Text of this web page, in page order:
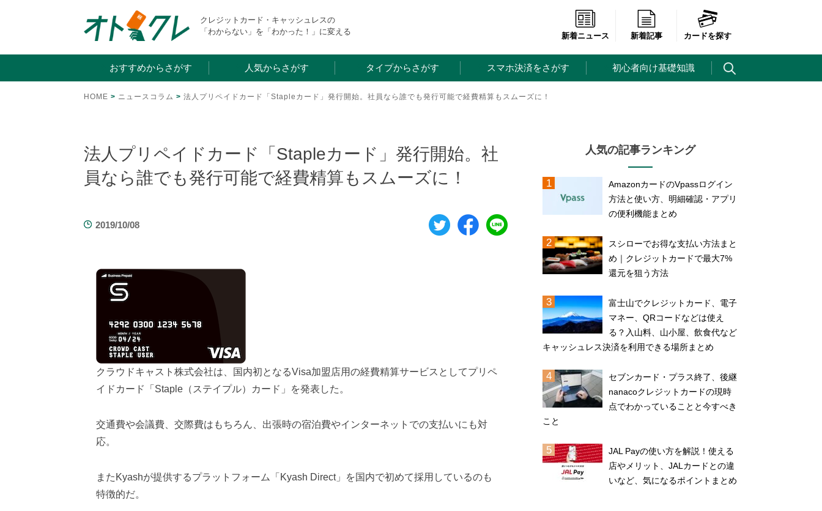
クレジットカード・キャッシュレスの
「わからない」を「わかった！」に変える
新着ニュース 新着記事 カードを探す
おすすめからさがす 人気からさがす タイプからさがす スマホ決済をさがす 初心者向け基礎知識
HOME > ニュースコラム > 法人プリペイドカード「Stapleカード」発行開始。社員なら誰でも発行可能で経費精算もスムーズに！
法人プリペイドカード「Stapleカード」発行開始。社
員なら誰でも発行可能で経費精算もスムーズに！
2019/10/08
クラウドキャスト株式会社は、国内初となるVisa加盟店用の経費精算サービスとしてプリペ
イドカード「Staple（ステイプル）カード」を発表した。
交通費や会議費、交際費はもちろん、出張時の宿泊費やインターネットでの支払いにも対
応。
またKyashが提供するプラットフォーム「Kyash Direct」を国内で初めて採用しているのも
特徴的だ。
人気の記事ランキング
AmazonカードのVpassログイン
方法と使い方、明細確認・アプリ
の便利機能まとめ
スシローでお得な支払い方法まと
め｜クレジットカードで最大7%
還元を狙う方法
富士山でクレジットカード、電子
マネー、QRコードなどは使え
る？入山料、山小屋、飲食代など
キャッシュレス決済を利用できる場所まとめ
セブンカード・プラス終了、後継
nanacoクレジットカードの現時
点でわかっていることと今すべき
こと
JAL Payの使い方を解説！使える
店やメリット、JALカードとの違
いなど、気になるポイントまとめ